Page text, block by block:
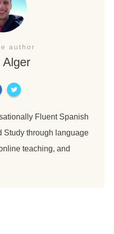
author
Alger
Fluent Spanish
Study through language
teaching, and